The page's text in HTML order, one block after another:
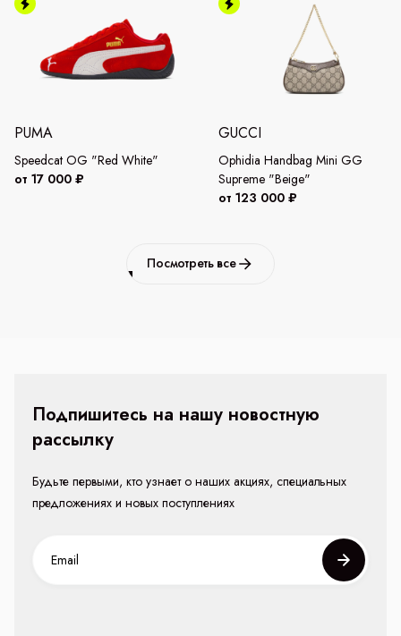
PUMA
Speedcat OG "Red White"
от 17 000 ₽
GUCCI
Ophidia Handbag Mini GG
Supreme "Beige"
от 123 000 ₽
Посмотреть все
Подпишитесь на нашу новостную
рассылку
Будьте первыми, кто узнает о наших акциях, специальных
предложениях и новых поступлениях